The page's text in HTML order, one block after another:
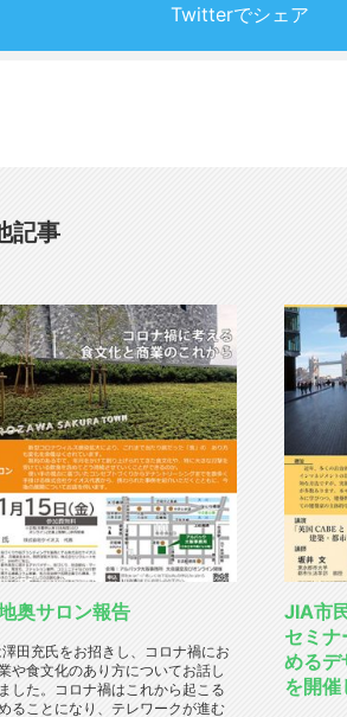
Twitterでシェア
記事
奥サロン報告
田充氏をお招きし、コロナ禍にお
や食文化のあり方についてお話し
した。コロナ禍はこれから起こる
ることになり、テレワークが進む
JIA市
セミナ
めるデ
を開催